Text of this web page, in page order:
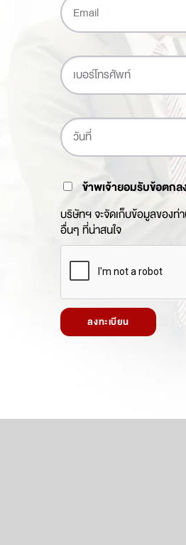
ข้าพเจ้ายอมรับข้อตกลง
บริษัทฯ จะจัดเก็บข้อมูลของท่
อื่นๆ ที่น่าสนใจ
ลงทะเบียน